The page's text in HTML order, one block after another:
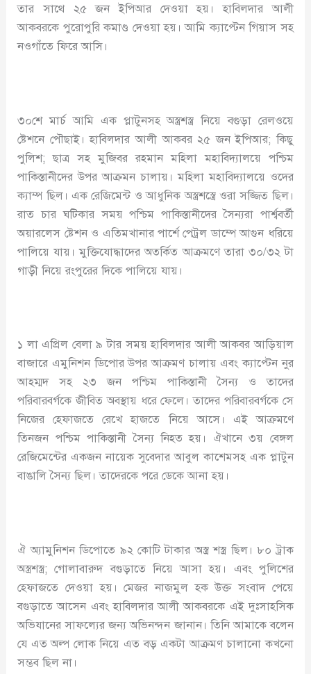
তার সাথে ২৫ জন ইপিআর দেওয়া হয়। হাবিলদার আলী
আকবরকে পুরোপুরি কমাণ্ড দেওয়া হয়। আমি ক্যাপ্টেন গিয়াস সহ
নওগাঁতে ফিরে আসি।
৩০শে মার্চ আমি এক প্লাটুনসহ অস্ত্রশস্ত্র নিয়ে বগুড়া রেলওয়ে
ষ্টেশনে পৌছাই। হাবিলদার আলী আকবর ২৫ জন ইপিআর; কিছু
পুলিশ; ছাত্র সহ মুজিবর রহমান মহিলা মহাবিদ্যালয়ে পশ্চিম
পাকিস্তানীদের উপর আক্রমন চালায়। মহিলা মহাবিদ্যালয়ে ওদের
ক্যাম্প ছিল। এক রেজিমেন্ট ও আধুনিক অস্ত্রশস্ত্রে ওরা সজ্জিত ছিল।
রাত চার ঘটিকার সময় পশ্চিম পাকিস্তানীদের সৈন্যরা পার্শ্ববর্তী
অয়ারলেস ষ্টেশন ও এতিমখানার পার্শে পেট্রল ডাম্পে আগুন ধরিয়ে
পালিয়ে যায়। মুক্তিযোদ্ধাদের অতর্কিত আক্রমণে তারা ৩০/৩২ টা
গাড়ী নিয়ে রংপুরের দিকে পালিয়ে যায়।
১ লা এপ্রিল বেলা ৯ টার সময় হাবিলদার আলী আকবর আড়িয়াল
বাজারে এমুনিশন ডিপোর উপর আক্রমণ চালায় এবং ক্যাপ্টেন নুর
আহম্মদ সহ ২৩ জন পশ্চিম পাকিস্তানী সৈন্য ও তাদের
পরিবারবর্গকে জীবিত অবস্থায় ধরে ফেলে। তাদের পরিবারবর্গকে সে
নিজের হেফাজতে রেখে হাজতে নিয়ে আসে। এই আক্রমণে
তিনজন পশ্চিম পাকিস্তানী সৈন্য নিহত হয়। ঐখানে ৩য় বেঙ্গল
রেজিমেন্টের একজন নায়েক সুবেদার আবুল কাশেমসহ এক প্লাটুন
বাঙালি সৈন্য ছিল। তাদেরকে পরে ডেকে আনা হয়।
ঐ অ্যামুনিশন ডিপোতে ৯২ কোটি টাকার অস্ত্র শস্ত্র ছিল। ৮০ ট্রাক
অস্ত্রশস্ত্র; গোলাবারুদ বগুড়াতে নিয়ে আসা হয়। এবং পুলিশের
হেফাজতে দেওয়া হয়। মেজর নাজমুল হক উক্ত সংবাদ পেয়ে
বগুড়াতে আসেন এবং হাবিলদার আলী আকবরকে এই দুঃসাহসিক
অভিযানের সাফল্যের জন্য অভিনন্দন জানান। তিনি আমাকে বলেন
যে এত অল্প লোক নিয়ে এত বড় একটা আক্রমণ চালানো কখনো
সম্ভব ছিল না।